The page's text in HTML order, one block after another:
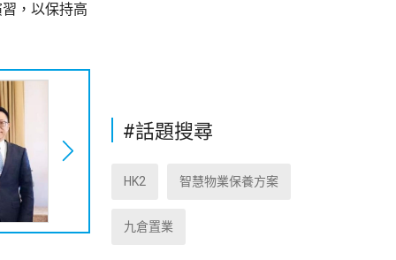
，以保持高
#話題搜尋
HK2 智慧物業保養方案
九倉置業